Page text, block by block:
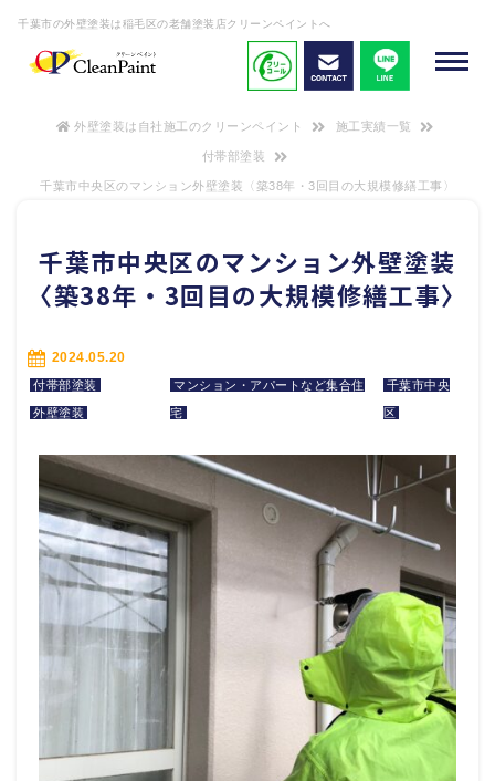
千葉市の外壁塗装は稲毛区の老舗塗装店クリーンペイントへ
外壁塗装は自社施工のクリーンペイント 施工実績一覧
付帯部塗装
千葉市中央区のマンション外壁塗装〈築38年・3回目の大規模修繕工事〉
千葉市中央区のマンション外壁塗装
〈築38年・3回目の大規模修繕工事〉
2024.05.20
付帯部塗装
外壁塗装
マンション・アパートなど集合住
宅
千葉市中央
区